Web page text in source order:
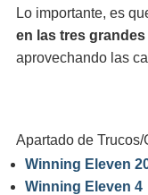
Lo importante, es
en las tres
aprovechando las
Apartado de Trucos/
Winning Eleven
Winning Eleven 4